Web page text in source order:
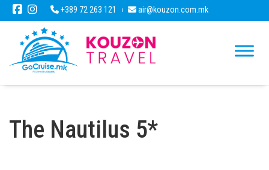
+389 72 263 121 air@kouzon.com.mk
The Nautilus 5*